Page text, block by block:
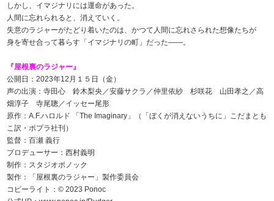
しかし、イマジナリには運命があった。
人間に忘れられると、消えていく。
失意のラジャーがたどり着いたのは、かつて人間に忘れさられた想像たちが
身を寄せ合って暮らす「イマジナリの町」だった――。
『屋根裏のラジャー』
公開日：2023年12月１５日（金）
声の出演：寺田心 鈴木梨央／安藤サクラ／仲里依紗 杉咲花 山田孝之／高
畑淳子 寺尾聰／イッセー尾形
原作：A.F.ハロルド 「The Imaginary」（「ぼくが消えないうちに」こだまとも
こ訳・ポプラ社刊）
監督：百瀬 義行
プロデューサー：西村義明
制作：スタジオポノック
製作：「屋根裏のラジャー」製作委員会
コピーライト：© 2023 Ponoc